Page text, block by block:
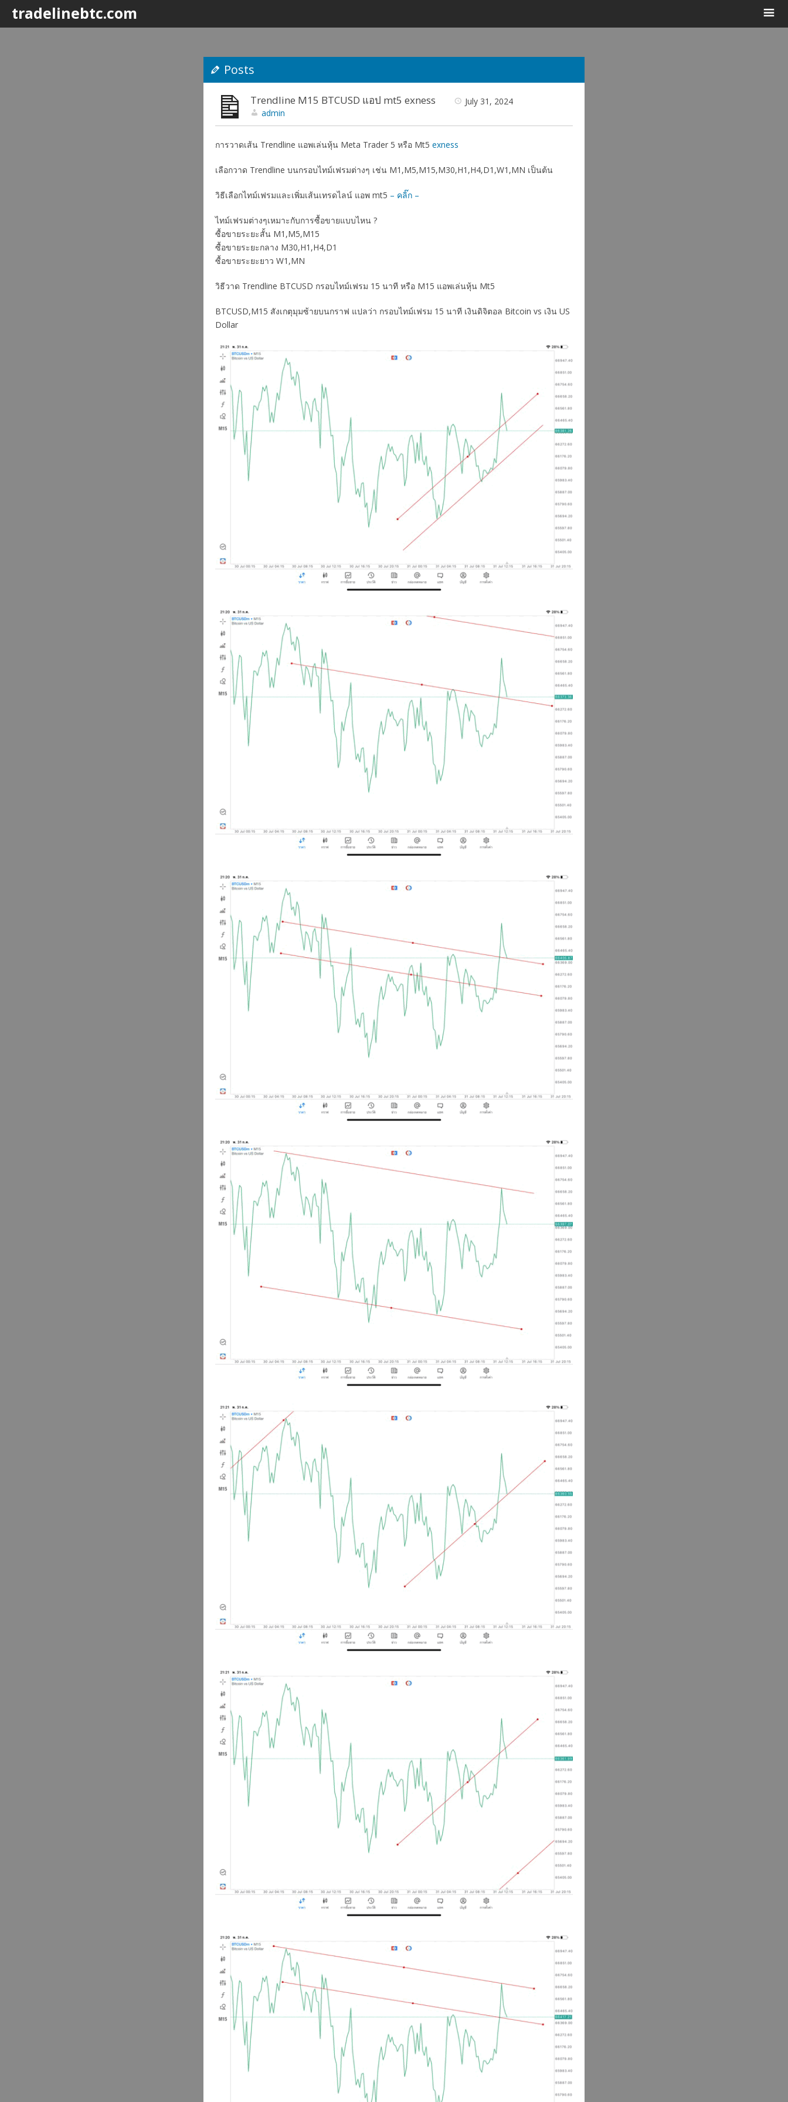
tradelinebtc.com
Posts
Trendline M15 BTCUSD แอป mt5 exness
admin
July 31, 2024
การวาดเส้น Trendline แอพเล่นหุ้น Meta Trader 5 หรือ Mt5 exness
เลือกวาด Trendline บนกรอบไทม์เฟรมต่างๆ เช่น M1,M5,M15,M30,H1,H4,D1,W1,MN เป็นต้น
วิธีเลือกไทม์เฟรมและเพิ่มเส้นเทรดไลน์ แอพ mt5 – คลิ๊ก –
ไทม์เฟรมต่างๆเหมาะกับการซื้อขายแบบไหน ?
ซื้อขายระยะสั้น M1,M5,M15
ซื้อขายระยะกลาง M30,H1,H4,D1
ซื้อขายระยะยาว W1,MN
วิธีวาด Trendline BTCUSD กรอบไทม์เฟรม 15 นาที หรือ M15 แอพเล่นหุ้น Mt5
BTCUSD,M15 สังเกตุมุมซ้ายบนกราฟ แปลว่า กรอบไทม์เฟรม 15 นาที เงินดิจิตอล Bitcoin vs เงิน US
Dollar